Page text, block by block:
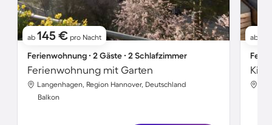
ab 145 € pro Nacht
Ferienwohnung ∙ 2 Gäste ∙ 2 Schlafzimmer
Ferienwohnung mit Garten
Langenhagen, Region Hannover, Deutschland
Balkon
ab